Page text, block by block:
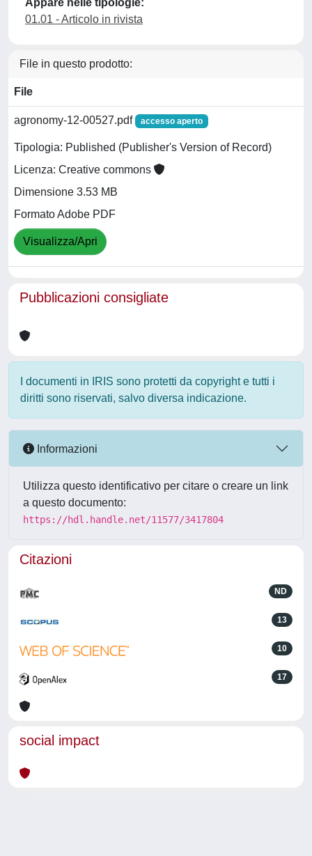
Appare nelle tipologie:
01.01 - Articolo in rivista
File in questo prodotto:
File
agronomy-12-00527.pdf accesso aperto
Tipologia: Published (Publisher's Version of Record)
Licenza: Creative commons
Dimensione 3.53 MB
Formato Adobe PDF
Visualizza/Apri
Pubblicazioni consigliate
I documenti in IRIS sono protetti da copyright e tutti i
diritti sono riservati, salvo diversa indicazione.
Informazioni
Utilizza questo identificativo per citare o creare un link
a questo documento:
https://hdl.handle.net/11577/3417804
Citazioni
ND
13
10
17
social impact